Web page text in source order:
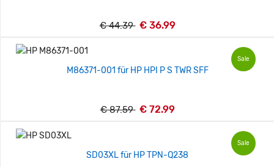
€ 44.39 € 36.99
Sale
M86371-001 für HP HPI P S TWR SFF
€ 87.59 € 72.99
Sale
SD03XL für HP TPN-Q238